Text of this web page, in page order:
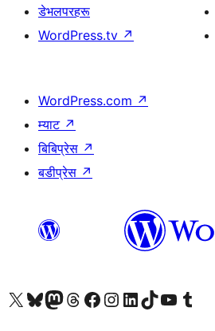
डेभलपरहरू
WordPress.tv ↗
WordPress.com ↗
म्याट ↗
बिबिप्रेस ↗
बडीप्रेस ↗
हाम्रो X (पहिले ट्विटर) खातामा जानुहोस्
हाम्रो Bluesky खाता भ्रमण गर्नुहोस्
हाम्रो म्यास्टोडन खाता भ्रमण गर्नुहोस्
हाम्रो थ्रेड्स खातामा जानुहोस्
हाम्रो फेसबुक पेजमा जानुहोस्
हाम्रो इन्स्टाग्राम खातामा जानुहोस्
हाम्रो लिङ्क्डइन खातामा जानुहोस्
हाम्रो TikTok खाता भ्रमण गर्नुहोस्
हाम्रो युट्युब च्यानलमा जानुहोस्
हाम्रो टम्बलर खाता भ्रमण गर्नुहोस्